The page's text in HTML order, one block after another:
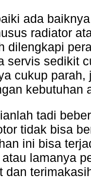
ada
radiator
dilengkapi
servis sedikit
cukup
kebutuhan
tadi
tidak bisa
ini bisa
lamanya
dan